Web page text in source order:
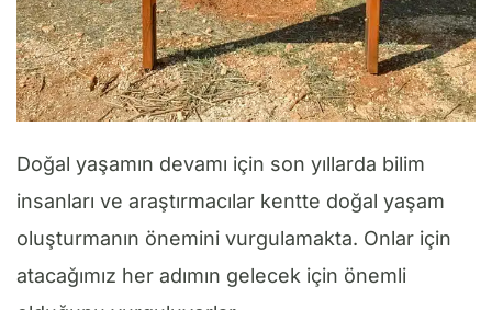
Doğal yaşamın devamı için son yıllarda bilim
insanları ve araştırmacılar kentte doğal yaşam
oluşturmanın önemini vurgulamakta. Onlar için
atacağımız her adımın gelecek için önemli